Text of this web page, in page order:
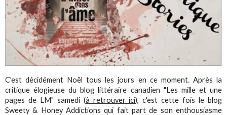
C'est décidément Noël tous les jours en ce moment. Après la
critique élogieuse du blog littéraire canadien "Les mille et une
pages de LM" samedi (à retrouver ici), c'est cette fois le blog
Sweety & Honey Addictions​ qui fait part de son enthousiasme